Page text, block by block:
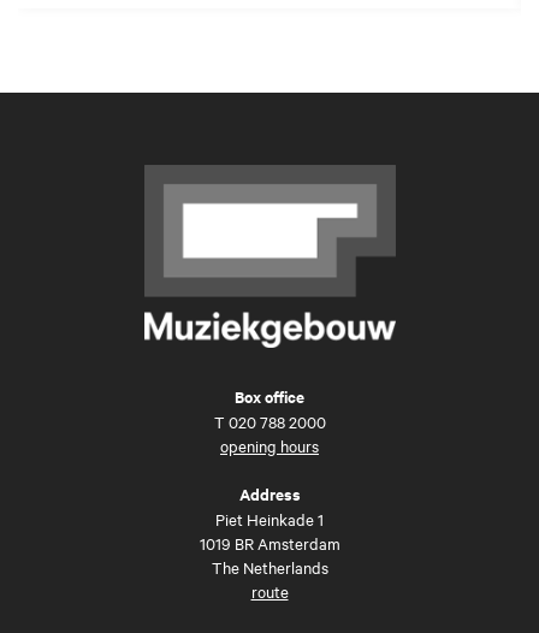
Box office
T 020 788 2000
opening hours
Address
Piet Heinkade 1
1019 BR Amsterdam
The Netherlands
route